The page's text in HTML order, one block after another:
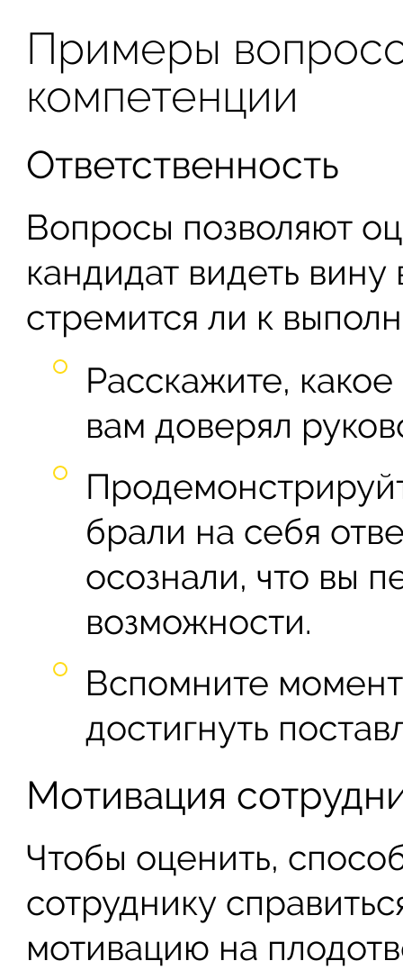
Примеры
компетенции
Ответственность
Вопросы позволяют
кандидат видеть
стремится ли к
Расскажите,
вам доверял
брали на себя
осознали, что вы
возможности.
Вспомните
достигнуть
Мотивация
Чтобы оценить,
сотруднику
мотивацию на